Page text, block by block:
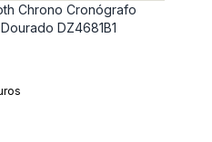
Chrono Cronógrafo
DZ4681B1